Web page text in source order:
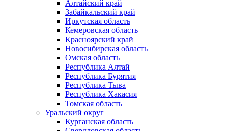
Алтайский край
Забайкальский край
Иркутская область
Кемеровская область
Красноярский край
Новосибирская область
Омская область
Республика Алтай
Республика Бурятия
Республика Тыва
Республика Хакасия
Томская область
Уральский округ
Курганская область